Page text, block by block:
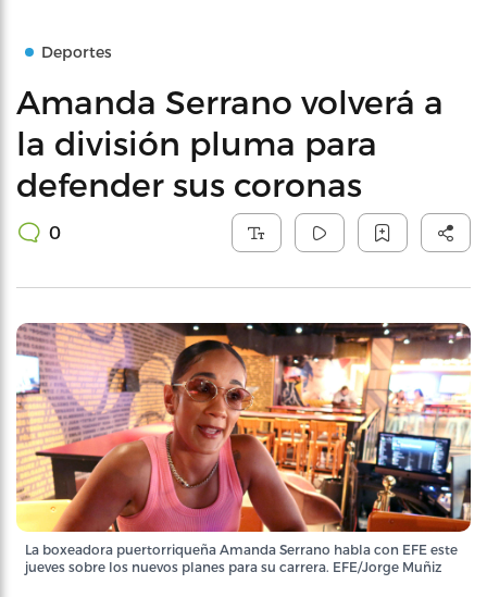
Deportes
Amanda Serrano volverá a
la división pluma para
defender sus coronas
0
La boxeadora puertorriqueña Amanda Serrano habla con EFE este
jueves sobre los nuevos planes para su carrera. EFE/Jorge Muñiz